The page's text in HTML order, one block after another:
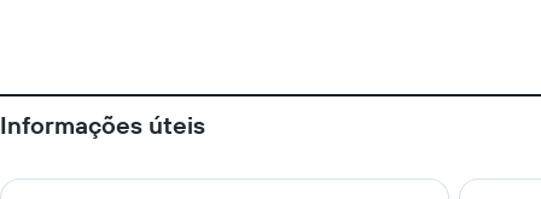
Informações úteis